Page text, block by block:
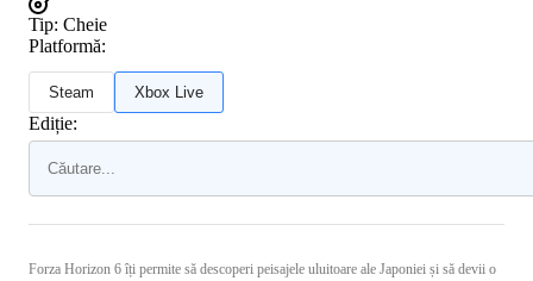
Tip: Cheie
Platformă:
Steam Xbox Live
Ediție:
Forza Horizon 6 îți permite să descoperi peisajele uluitoare ale Japoniei și să devii o